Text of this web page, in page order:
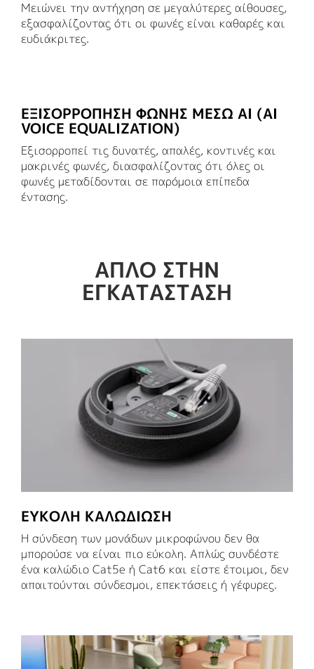
Μειώνει την αντήχηση σε μεγαλύτερες αίθουσες,
εξασφαλίζοντας ότι οι φωνές είναι καθαρές και
ευδιάκριτες.
ΕΞΙΣΟΡΡΌΠΗΣΗ ΦΩΝΉΣ ΜΈΣΩ ΑΙ (AI
VOICE EQUALIZATION)
Εξισορροπεί τις δυνατές, απαλές, κοντινές και
μακρινές φωνές, διασφαλίζοντας ότι όλες οι
φωνές μεταδίδονται σε παρόμοια επίπεδα
έντασης.
ΑΠΛΌ ΣΤΗΝ
ΕΓΚΑΤΆΣΤΑΣΗ
ΕΎΚΟΛΗ ΚΑΛΩΔΊΩΣΗ
Η σύνδεση των μονάδων μικροφώνου δεν θα
μπορούσε να είναι πιο εύκολη. Απλώς συνδέστε
ένα καλώδιο Cat5e ή Cat6 και είστε έτοιμοι, δεν
απαιτούνται σύνδεσμοι, επεκτάσεις ή γέφυρες.